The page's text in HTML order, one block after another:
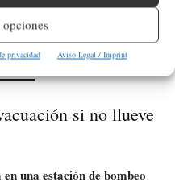
privacidad Aviso Legal / Imprint
evacuar de inmediato y no
de la zona bajo orden
si no llueve
una estación de bombeo